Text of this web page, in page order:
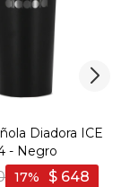
Diadora ICE
- Negro
$ 648
17